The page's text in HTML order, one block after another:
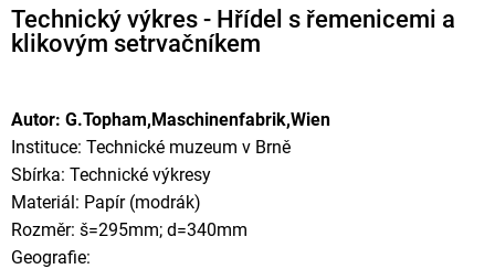
Technický výkres - Hřídel s řemenicemi a
klikovým setrvačníkem
Autor: G.Topham,Maschinenfabrik,Wien
Instituce: Technické muzeum v Brně
Sbírka: Technické výkresy
Materiál: Papír (modrák)
Rozměr: š=295mm; d=340mm
Geografie: